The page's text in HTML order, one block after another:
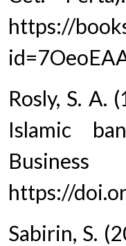
https://
Rosly, S. A.
Islamic
https://
Sabirin, S.